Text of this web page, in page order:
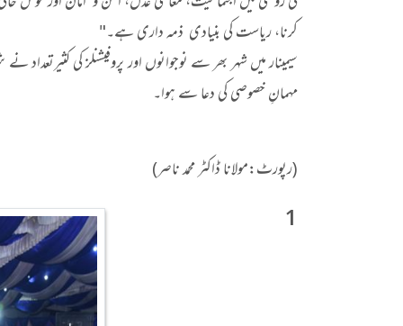
کرنا، ریاست کی بنیادی ذمہ داری ہے۔"
سیمینار میں شہر بھر سے نوجوانوں اور پروفیشنلز کی
مہمانِ خصوصی کی دعا سے ہوا۔
(رپورٹ:مولانا ڈاکٹر محمد ناصر)
1